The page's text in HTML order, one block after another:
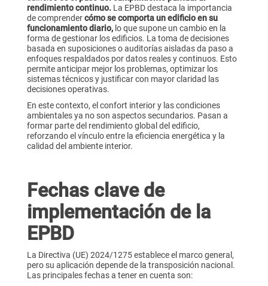
rendimiento continuo.La EPBD destaca la importancia
de comprendercómo se comporta un edificio en su
funcionamiento diario,lo que supone un cambio en la
forma de gestionar los edificios. La toma de decisiones
basada en suposiciones o auditorías aisladas da paso a
enfoques respaldados por datos reales y continuos. Esto
permite anticipar mejor los problemas, optimizar los
sistemas técnicos y justificar con mayor claridad las
decisiones operativas.
En este contexto, el confort interior y las condiciones
ambientales ya no son aspectos secundarios. Pasan a
formar parte del rendimiento global del edificio,
reforzando el vínculo entre la eficiencia energética y la
calidad del ambiente interior.
Fechas clave de
implementación de la
EPBD
La Directiva (UE) 2024/1275 establece el marco general,
pero su aplicación depende de la transposición nacional.
Las principales fechas a tener en cuenta son: